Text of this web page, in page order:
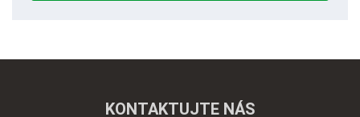
nepodařilo
KONTAKTUJTE NÁS